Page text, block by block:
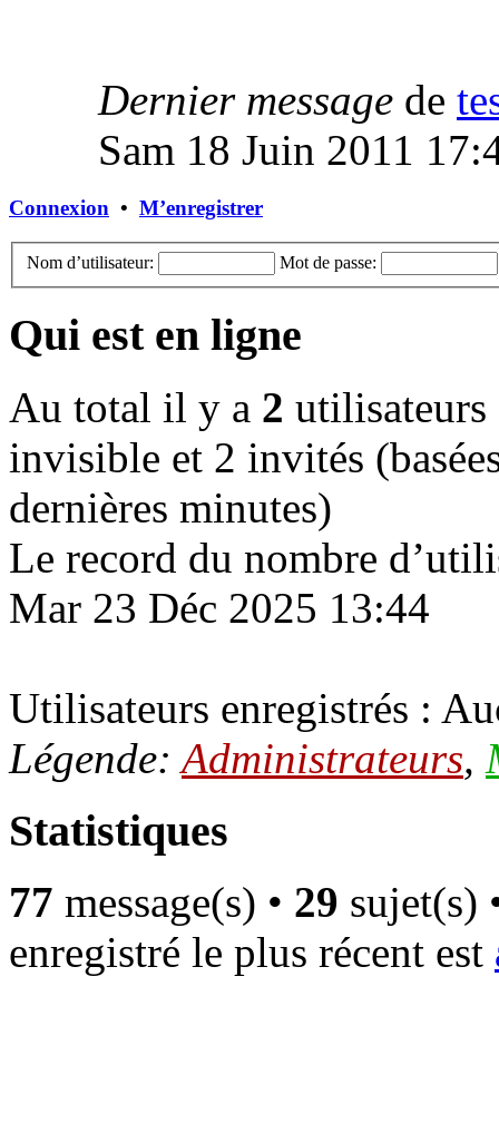
Dernier message de
Sam 18 Juin 2011
Connexion • M’enregistrer
Nom d’utilisateur: Mot de passe:
Qui est en ligne
Au total il y a 2 utilisateurs
invisible et 2 invités
dernières minutes)
Le record du nombre
Mar 23 Déc 2025 13:44
Utilisateurs enregistrés :
Légende:Administrateurs,
Statistiques
77 message(s) • 29 sujet(s)
enregistré le plus récent est